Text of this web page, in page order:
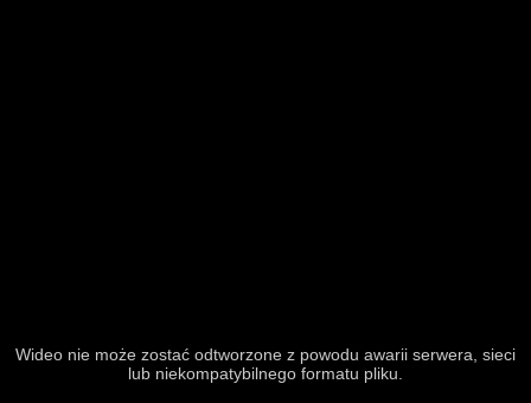
Wideo nie może zostać odtworzone z powodu awarii serwera, sieci
lub niekompatybilnego formatu pliku.